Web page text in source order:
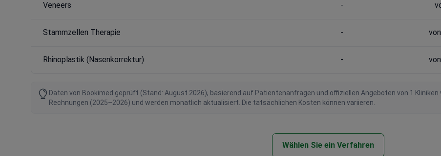
Veneers -
Stammzellen Therapie -
Rhinoplastik (Nasenkorrektur) -
Daten von Bookimed geprüft (Stand: August 2026), basierend auf Patientenanfragen und offiziellen Angeboten von 1
Rechnungen (2025–2026) und werden monatlich aktualisiert. Die tatsächlichen Kosten können variieren.
Wählen Sie ein Verfahren